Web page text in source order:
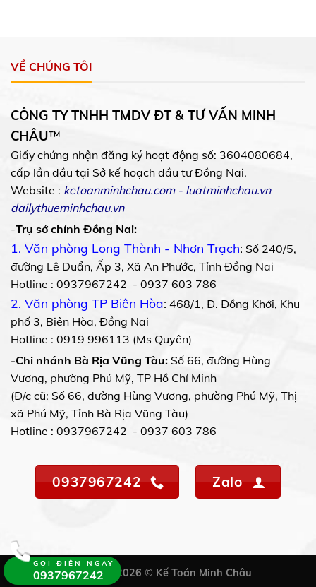
VỀ CHÚNG TÔI
CÔNG TY TNHH TMDV ĐT & TƯ VẤN MINH
CHÂU™
Giấy chứng nhận đăng ký hoạt động số: 3604080684,
cấp lần đầu tại Sở kế hoạch đầu tư Đồng Nai.
Website : ketoanminhchau.com- luatminhchau.vn
dailythueminhchau.vn
-Trụ sở chính Đồng Nai:
1. Văn phòng Long Thành - Nhơn Trạch: Số 240/5,
đường Lê Duẩn, Ấp 3, Xã An Phước, Tỉnh Đồng Nai
Hotline : 0937967242 - 0937 603 786
2. Văn phòng TP Biên Hòa: 468/1, Đ. Đồng Khởi, Khu
phố 3, Biên Hòa, Đồng Nai
Hotline : 0919 996113 (Ms Quyên)
-Chi nhánh Bà Rịa Vũng Tàu: Số 66, đường Hùng
Vương, phường Phú Mỹ, TP Hồ Chí Minh
(Đ/c cũ: Số 66, đường Hùng Vương, phường Phú Mỹ, Thị
xã Phú Mỹ, Tỉnh Bà Rịa Vũng Tàu)
Hotline : 0937967242 - 0937 603 786
0937967242 Zalo
Copyright 2026 © Kế Toán Minh Châu
GỌI ĐIỆN NGAY
0937967242